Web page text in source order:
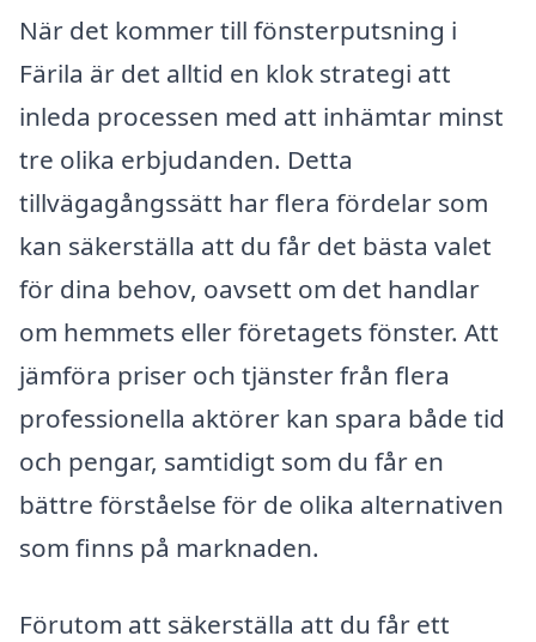
När det kommer till fönsterputsning i
Färila är det alltid en klok strategi att
inleda processen med att inhämtar minst
tre olika erbjudanden. Detta
tillvägagångssätt har flera fördelar som
kan säkerställa att du får det bästa valet
för dina behov, oavsett om det handlar
om hemmets eller företagets fönster. Att
jämföra priser och tjänster från flera
professionella aktörer kan spara både tid
och pengar, samtidigt som du får en
bättre förståelse för de olika alternativen
som finns på marknaden.
Förutom att säkerställa att du får ett